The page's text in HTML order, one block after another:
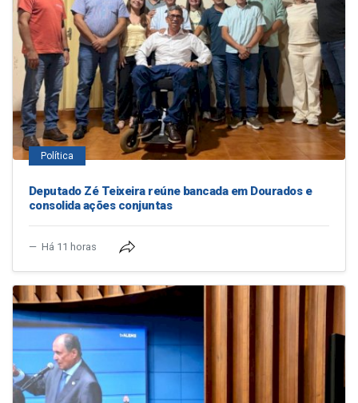
Política
Deputado Zé Teixeira reúne bancada em Dourados e
consolida ações conjuntas
Há 11 horas